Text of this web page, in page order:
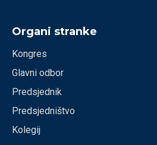
Organi stranke
Kongres
Glavni odbor
Predsjednik
Predsjedništvo
Kolegij